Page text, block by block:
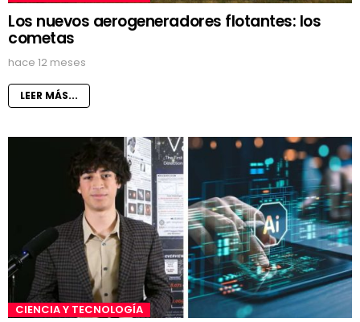
Los nuevos aerogeneradores flotantes: los
cometas
hace 12 meses
LEER MÁS...
CIENCIA Y TECNOLOGÍA